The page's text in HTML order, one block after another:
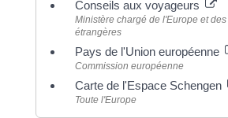
Conseils aux voyageurs
Ministère chargé de l'Europe et
étrangères
Pays de l'Union européenne
Commission européenne
Carte de l'Espace Schengen
Toute l'Europe